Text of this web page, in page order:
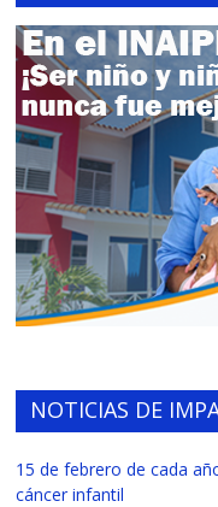
NOTICIAS DE
15 de febrero de cada
cáncer infantil